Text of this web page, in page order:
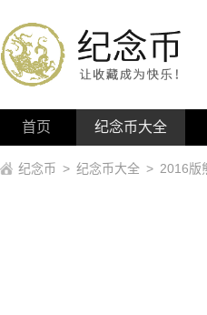
首页 纪念币大全
纪念币 > 纪念币大全 > 2016版